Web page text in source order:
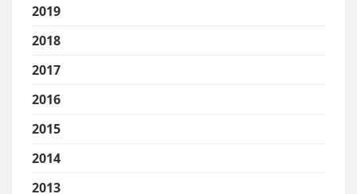
2019
2018
2017
2016
2015
2014
2013